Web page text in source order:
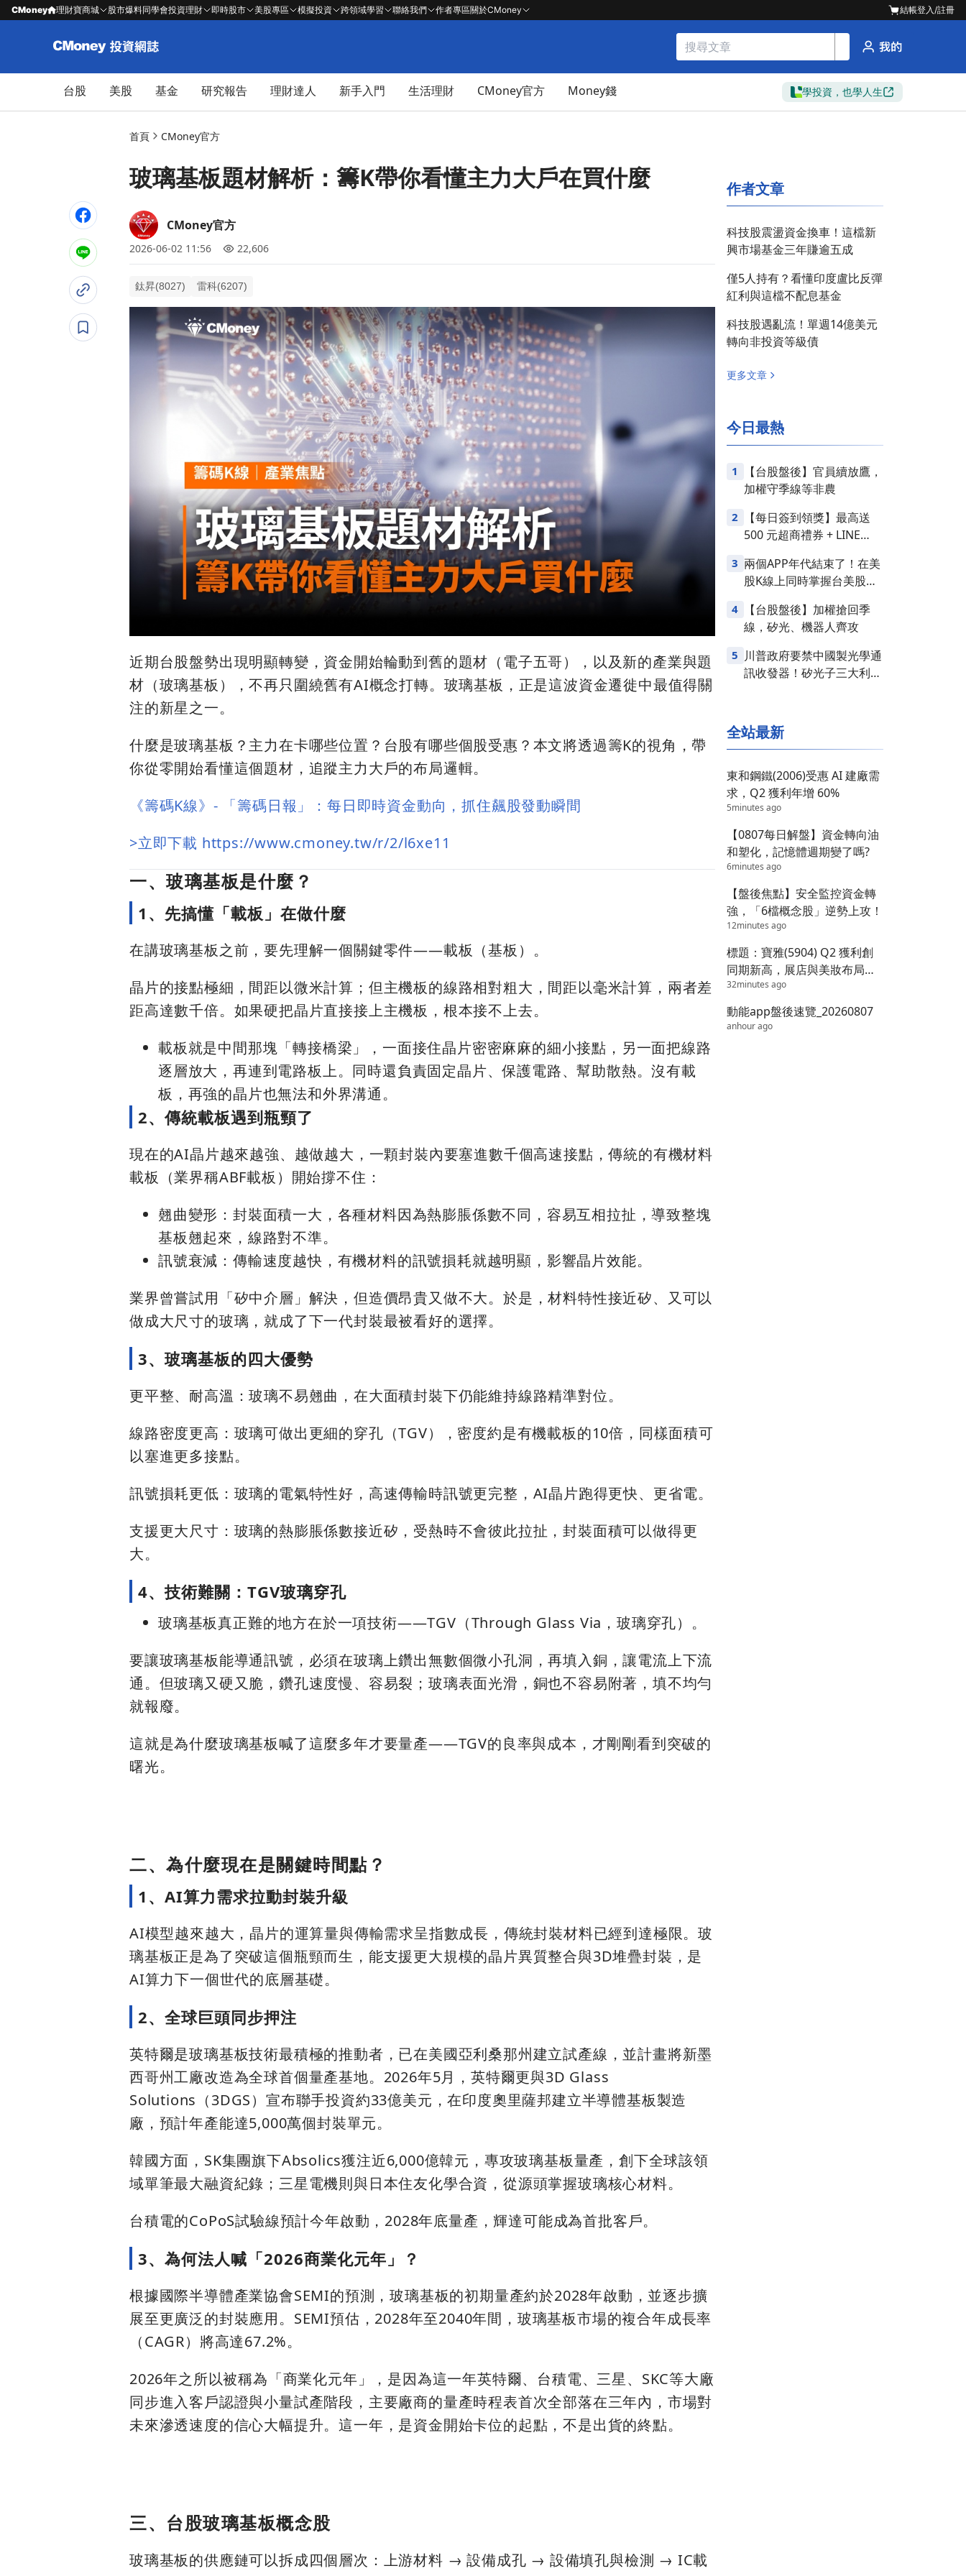
CMoney 理財寶商城 股市爆料同學會投資理財 即時股市 美股專區 模擬投資 跨領域學習 聯絡我們 作者專區關於CMoney 結帳登入/註冊
台股 美股 基金 研究報告 理財達人 新手入門 生活理財 CMoney官方 Money錢 學投資，也學人生
首頁 CMoney官方
玻璃基板題材解析：籌K帶你看懂主力大戶在買什麼
CMoney官方
2026-06-02 11:56 22,606
鈦昇(8027) 雷科(6207)
近期台股盤勢出現明顯轉變，資金開始輪動到舊的題材（電子五哥），以及新的產業與題
材（玻璃基板），不再只圍繞舊有AI概念打轉。玻璃基板，正是這波資金遷徙中最值得關
注的新星之一。
什麼是玻璃基板？主力在卡哪些位置？台股有哪些個股受惠？本文將透過籌K的視角，帶
你從零開始看懂這個題材，追蹤主力大戶的布局邏輯。
《籌碼K線》- 「籌碼日報」：每日即時資金動向，抓住飆股發動瞬間
>立即下載 https://www.cmoney.tw/r/2/l6xe11
一、玻璃基板是什麼？
1、先搞懂「載板」在做什麼
在講玻璃基板之前，要先理解一個關鍵零件——載板（基板）。
晶片的接點極細，間距以微米計算；但主機板的線路相對粗大，間距以毫米計算，兩者差
距高達數千倍。如果硬把晶片直接接上主機板，根本接不上去。
載板就是中間那塊「轉接橋梁」，一面接住晶片密密麻麻的細小接點，另一面把線路
逐層放大，再連到電路板上。同時還負責固定晶片、保護電路、幫助散熱。沒有載
板，再強的晶片也無法和外界溝通。
2、傳統載板遇到瓶頸了
現在的AI晶片越來越強、越做越大，一顆封裝內要塞進數千個高速接點，傳統的有機材料
載板（業界稱ABF載板）開始撐不住：
翹曲變形：封裝面積一大，各種材料因為熱膨脹係數不同，容易互相拉扯，導致整塊
基板翹起來，線路對不準。
訊號衰減：傳輸速度越快，有機材料的訊號損耗就越明顯，影響晶片效能。
業界曾嘗試用「矽中介層」解決，但造價昂貴又做不大。於是，材料特性接近矽、又可以
做成大尺寸的玻璃，就成了下一代封裝最被看好的選擇。
3、玻璃基板的四大優勢
更平整、耐高溫：玻璃不易翹曲，在大面積封裝下仍能維持線路精準對位。
線路密度更高：玻璃可做出更細的穿孔（TGV），密度約是有機載板的10倍，同樣面積可
以塞進更多接點。
訊號損耗更低：玻璃的電氣特性好，高速傳輸時訊號更完整，AI晶片跑得更快、更省電。
支援更大尺寸：玻璃的熱膨脹係數接近矽，受熱時不會彼此拉扯，封裝面積可以做得更
大。
4、技術難關：TGV玻璃穿孔
玻璃基板真正難的地方在於一項技術——TGV（Through Glass Via，玻璃穿孔）。
要讓玻璃基板能導通訊號，必須在玻璃上鑽出無數個微小孔洞，再填入銅，讓電流上下流
通。但玻璃又硬又脆，鑽孔速度慢、容易裂；玻璃表面光滑，銅也不容易附著，填不均勻
就報廢。
這就是為什麼玻璃基板喊了這麼多年才要量產——TGV的良率與成本，才剛剛看到突破的
曙光。
二、為什麼現在是關鍵時間點？
1、AI算力需求拉動封裝升級
AI模型越來越大，晶片的運算量與傳輸需求呈指數成長，傳統封裝材料已經到達極限。玻
璃基板正是為了突破這個瓶頸而生，能支援更大規模的晶片異質整合與3D堆疊封裝，是
AI算力下一個世代的底層基礎。
2、全球巨頭同步押注
英特爾是玻璃基板技術最積極的推動者，已在美國亞利桑那州建立試產線，並計畫將新墨
西哥州工廠改造為全球首個量產基地。2026年5月，英特爾更與3D Glass
Solutions（3DGS）宣布聯手投資約33億美元，在印度奧里薩邦建立半導體基板製造
廠，預計年產能達5,000萬個封裝單元。
韓國方面，SK集團旗下Absolics獲注近6,000億韓元，專攻玻璃基板量產，創下全球該領
域單筆最大融資紀錄；三星電機則與日本住友化學合資，從源頭掌握玻璃核心材料。
台積電的CoPoS試驗線預計今年啟動，2028年底量產，輝達可能成為首批客戶。
3、為何法人喊「2026商業化元年」？
根據國際半導體產業協會SEMI的預測，玻璃基板的初期量產約於2028年啟動，並逐步擴
展至更廣泛的封裝應用。SEMI預估，2028年至2040年間，玻璃基板市場的複合年成長率
（CAGR）將高達67.2%。
2026年之所以被稱為「商業化元年」，是因為這一年英特爾、台積電、三星、SKC等大廠
同步進入客戶認證與小量試產階段，主要廠商的量產時程表首次全部落在三年內，市場對
未來滲透速度的信心大幅提升。這一年，是資金開始卡位的起點，不是出貨的終點。
三、台股玻璃基板概念股
玻璃基板的供應鏈可以拆成四個層次：上游材料 → 設備成孔 → 設備填孔與檢測 → IC載
作者文章
科技股震盪資金換車！這檔新
興市場基金三年賺逾五成
僅5人持有？看懂印度盧比反彈
紅利與這檔不配息基金
科技股遇亂流！單週14億美元
轉向非投資等級債
更多文章
今日最熱
1
【台股盤後】官員續放鷹，
加權守季線等非農
2
【每日簽到領獎】最高送
500 元超商禮券 + LINE
3 兩個APP年代結束了！在美
股K線上同時掌握台美股損
4
【台股盤後】加權搶回季
線，矽光、機器人齊攻
5 川普政府要禁中國製光學通
訊收發器！矽光子三大利多
全站最新
東和鋼鐵(2006)受惠 AI 建廠需
求，Q2 獲利年增 60%
5minutes ago
【0807每日解盤】資金轉向油
和塑化，記憶體週期變了嗎?
6minutes ago
【盤後焦點】安全監控資金轉
強，「6檔概念股」逆勢上攻！
12minutes ago
標題：寶雅(5904) Q2 獲利創
同期新高，展店與美妝布局續
添成長動能！
32minutes ago
動能app盤後速覽_20260807
anhour ago